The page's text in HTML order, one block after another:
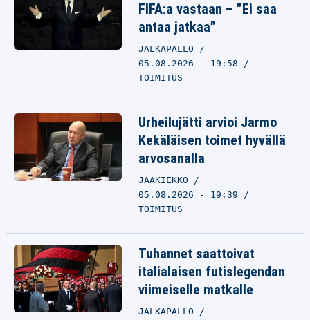
FIFA:a vastaan – ”Ei saa
antaa jatkaa”
JALKAPALLO
05.08.2026 - 19:58
TOIMITUS
Urheilujätti arvioi Jarmo
Kekäläisen toimet hyvällä
arvosanalla
JÄÄKIEKKO
05.08.2026 - 19:39
TOIMITUS
Tuhannet saattoivat
italialaisen futislegendan
viimeiselle matkalle
JALKAPALLO